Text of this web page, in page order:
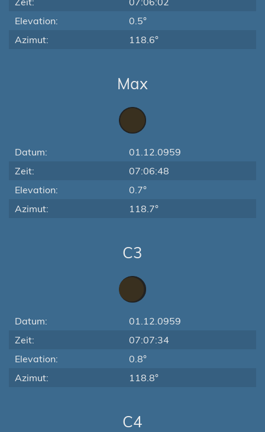
Elevation:
0.5°
Azimut:
118.6°
Max
Datum:
01.12.0959
Zeit:
07:06:48
Elevation:
0.7°
Azimut:
118.7°
C3
Datum:
01.12.0959
Zeit:
07:07:34
Elevation:
0.8°
Azimut:
118.8°
C4